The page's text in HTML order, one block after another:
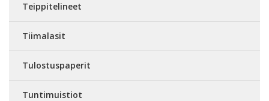
Teippitelineet
Tiimalasit
Tulostuspaperit
Tuntimuistiot